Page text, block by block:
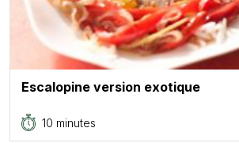
Escalopine version exotique
10 minutes